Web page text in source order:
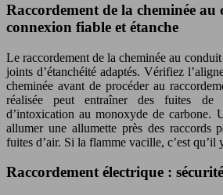
Raccordement de la cheminée
connexion fiable et étanche
Le raccordement de la cheminée au
joints d’étanchéité adaptés. Vérifiez
cheminée avant de procéder au
réalisée peut entraîner des fuites de
d’intoxication au monoxyde de carbone.
allumer une allumette près des raccords
fuites d’air. Si la flamme vacille, c’est qu’il
Raccordement électrique :